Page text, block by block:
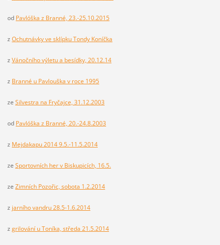
od Pavlóška z Branné, 23.-25.10.2015
z Ochutnávky ve sklípku Tondy Koníčka
z Vánočního výletu a besídky, 20.12.14
z Branné u Pavlouška v roce 1995
ze Silvestra na Fryčajce, 31.12.2003
od Pavlóška z Branné, 20.-24.8.2003
z Mejdakapu 2014 9.5.-11.5.2014
ze Sportovních her v Biskupicích, 16.5.
ze Zimních Pozořic, sobota 1.2.2014
z jarního vandru 28.5-1.6.2014
z grilování u Toníka, středa 21.5.2014